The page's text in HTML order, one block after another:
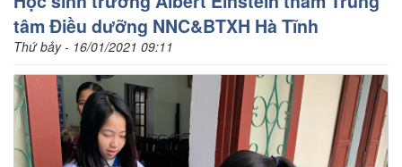
tâm Điều dưỡng NNC&BTXH Hà Tĩnh
Thứ bảy - 16/01/2021 09:11